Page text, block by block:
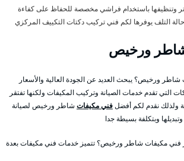
وتنظيفها باستخدام فراشي مخصصة للحفاظ على كفاءة
حالة التلف يوفرها لكم فني تركيب دكتات التكييف المركزي
ورخيص
ورخيص؟ يبحث العديد عن الجودة العالية والأسعار
التي تقدم خدمات الصيانة وتركيب المكيفات ولكنها تفتقر
ولذلك نقدم لكم أفضلفني مكيفات شاطر ورخيص لصيانة
وبتكلفة بسيطة جدا
فني مكيفات شاطر ورخيص؟ تتميز خدمات فني مكيفات بعدة